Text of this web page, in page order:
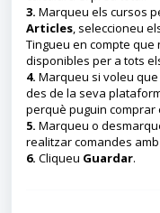
3. Marqueu els cursos
Articles, seleccioneu
Tingueu en compte
disponibles per a tots
4. Marqueu si voleu
des de la seva
perquè puguin comprar
5. Marqueu o
realitzar comandes
6. Cliqueu Guardar.